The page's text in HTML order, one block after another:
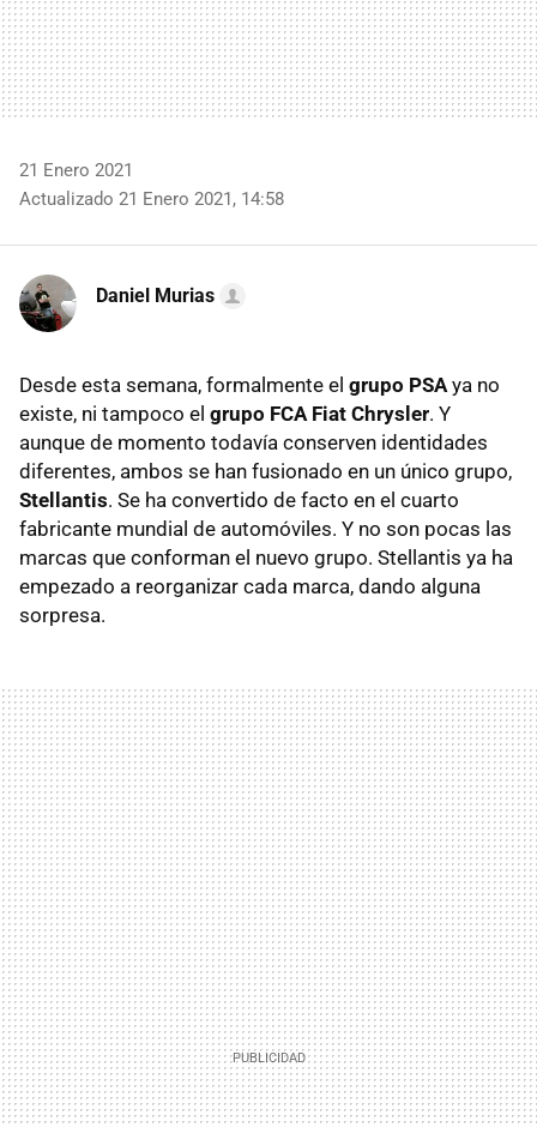
21 Enero 2021
Actualizado 21 Enero 2021, 14:58
Daniel Murias
Desde esta semana, formalmente el grupo PSA ya no
existe, ni tampoco el grupo FCA Fiat Chrysler. Y
aunque de momento todavía conserven identidades
diferentes, ambos se han fusionado en un único grupo,
Stellantis. Se ha convertido de facto en el cuarto
fabricante mundial de automóviles. Y no son pocas las
marcas que conforman el nuevo grupo. Stellantis ya ha
empezado a reorganizar cada marca, dando alguna
sorpresa.